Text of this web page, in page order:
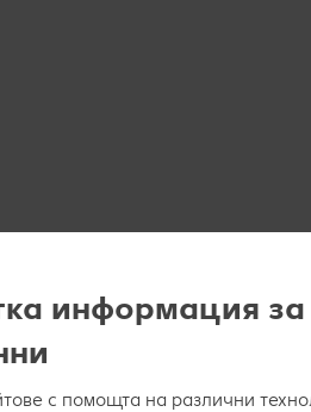
информация за
с помощта на различни